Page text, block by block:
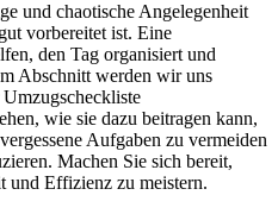
und chaotische Angelegenheit
vorbereitet ist. Eine
den Tag organisiert und
Abschnitt werden wir uns
wie sie dazu beitragen kann,
Aufgaben zu vermeiden
Machen Sie sich bereit,
und Effizienz zu meistern.